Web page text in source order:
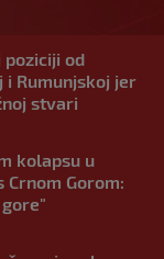
poziciji od
Rumunjskoj jer
stvari
kolapsu u
Crnom Gorom: